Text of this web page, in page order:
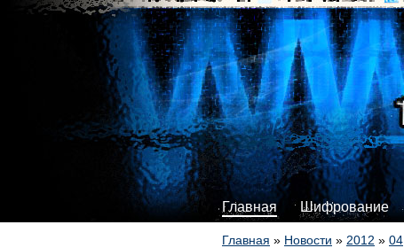
Главная Шифрование
Главная » Новости » 2012 » 04